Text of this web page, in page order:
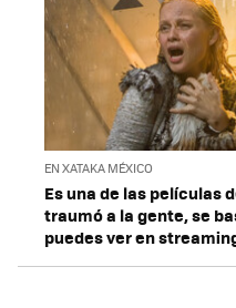
EN XATAKA MÉXICO
Es una de las películas
traumó a la gente, se
puedes ver en